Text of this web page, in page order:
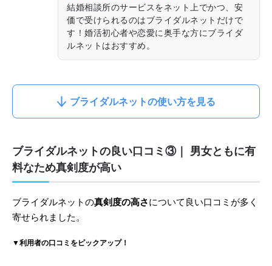
結婚相談所のサービスをネット上でかつ、安
価で受けられるのはブライダルネットだけで
す！婚活初心者や恋愛に奥手な方にブライダ
ルネットはおすすめ。
ブライダルネットの使い方を見る
ブライダルネットの良い口コミ③｜ 男女ともに有
料なため真剣度が高い
ブライダルネットの真剣度の高さについて良い口コミが多く
寄せられました。
▼利用者の口コミをピックアップ！